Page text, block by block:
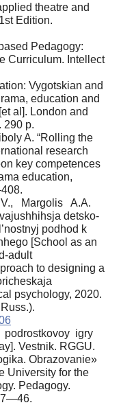
theatre and
Edition.
Pedagogy:
Curriculum. Intellect
Vygotskian and
education and
al]. London and
290 p.
A. “Rolling the
research
key competences
education,
Margolis A.A.
detsko-
podhod k
[School as an
adult
to designing a
psychology, 2020.
podrostkovoy igry
Vestnik. RGGU.
Obrazovanie»
University for the
Pedagogy.